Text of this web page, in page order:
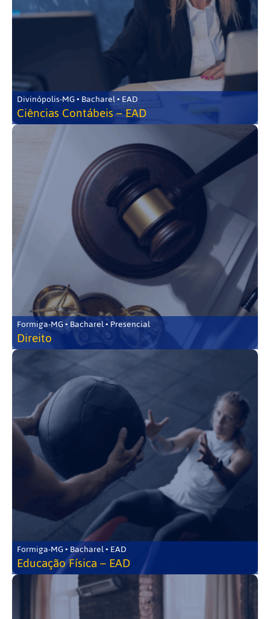
Divinópolis-MG • Bacharel • EAD
Ciências Contábeis – EAD
Formiga-MG • Bacharel • Presencial
Direito
Formiga-MG • Bacharel • EAD
Educação Física – EAD